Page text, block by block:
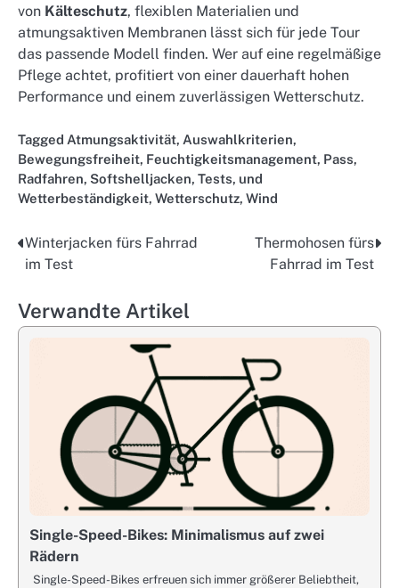
von Kälteschutz, flexiblen Materialien und
atmungsaktiven Membranen lässt sich für jede Tour
das passende Modell finden. Wer auf eine regelmäßige
Pflege achtet, profitiert von einer dauerhaft hohen
Performance und einem zuverlässigen Wetterschutz.
Tagged Atmungsaktivität, Auswahlkriterien,
Bewegungsfreiheit, Feuchtigkeitsmanagement, Pass,
Radfahren, Softshelljacken, Tests, und
Wetterbeständigkeit, Wetterschutz, Wind
Post
Winterjacken fürs Fahrrad
im Test
Thermohosen fürs
Fahrrad im Test
Verwandte Artikel
Single-Speed-Bikes: Minimalismus auf zwei
Rädern
Single-Speed-Bikes erfreuen sich immer größerer Beliebtheit,